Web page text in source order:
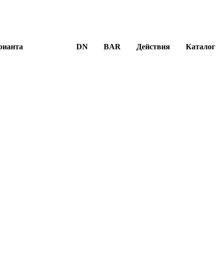
DN BAR Действия Каталог